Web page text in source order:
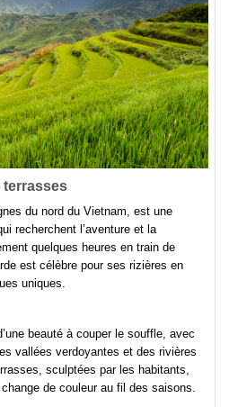
terrasses
du nord du Vietnam, est une
recherchent l’aventure et la
quelques heures en train de
est célèbre pour ses rizières en
uniques.
beauté à couper le souffle, avec
vallées verdoyantes et des rivières
sculptées par les habitants,
de couleur au fil des saisons.